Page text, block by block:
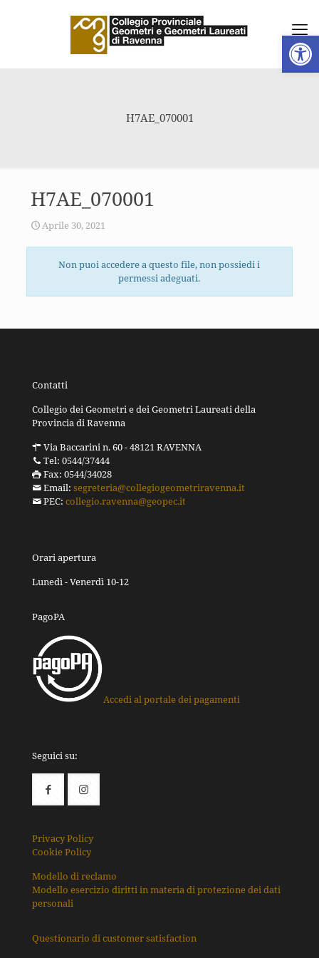
Apri
H7AE_070001
H7AE_070001
Aprile 30, 2021
Non puoi accedere a questo file, non possiedi i
permessi adeguati.
Contatti
Collegio dei Geometri e dei Geometri Laureati della
Provincia di Ravenna
Via Baccarini n. 60 - 48121 RAVENNA
Tel: 0544/37444
Fax: 0544/34028
Email: segreteria@collegiogeometriravenna.it
PEC: collegio.ravenna@geopec.it
Orari apertura
Lunedì - Venerdì 10-12
PagoPA
Accedi al portale dei pagamenti
Seguici su:
Privacy Policy
Cookie Policy
Modello di reclamo
Modello esercizio diritti in materia di protezione dei dati
personali
Questionario di customer satisfaction